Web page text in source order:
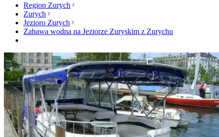
Region Zurych
Zurych
Jezioro Zurych
Zabawa wodna na Jeziorze Zuryskim z Zurychu